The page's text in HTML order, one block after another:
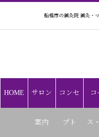
船橋市の鍼灸院 鍼灸・マ
HOME サロン
案内
コンセ
プト
コ
ス